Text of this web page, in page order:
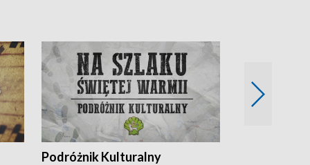
Podróżnik Kulturalny